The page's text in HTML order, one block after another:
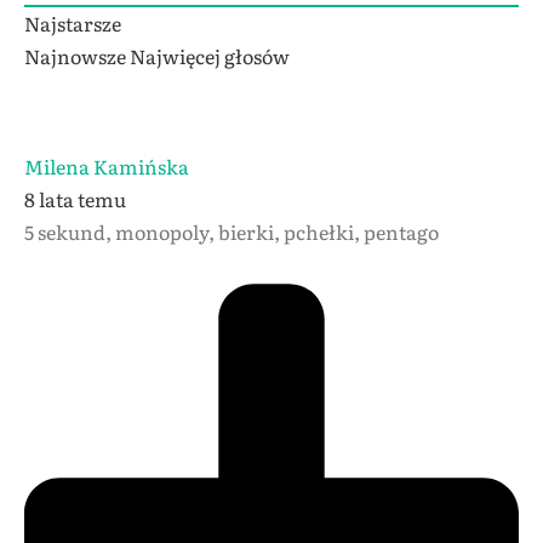
Najstarsze
NajnowszeNajwięcej głosów
Milena Kamińska
8 lata temu
5 sekund, monopoly, bierki, pchełki, pentago